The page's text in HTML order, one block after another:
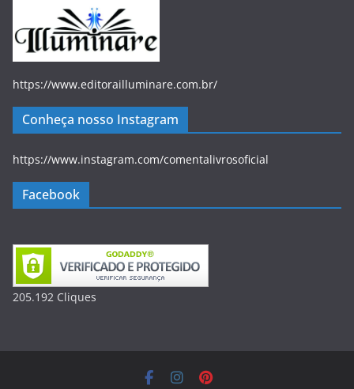
https://www.editorailluminare.com.br/
Conheça nosso Instagram
https://www.instagram.com/comentalivrosoficial
Facebook
205.192 Cliques